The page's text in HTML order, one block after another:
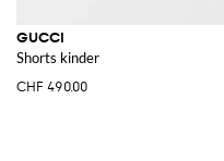
GUCCI
Shorts kinder
CHF 490.00